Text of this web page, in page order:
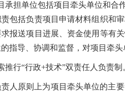
承担单位包括项目牵头单位和合
包括负责项目申请材料组织和
报送项目进展、资金使用等有
指导、协调和监督，对项目牵
推行“行政+技术”双责任人负责制
责人原则上为项目牵头单位的主